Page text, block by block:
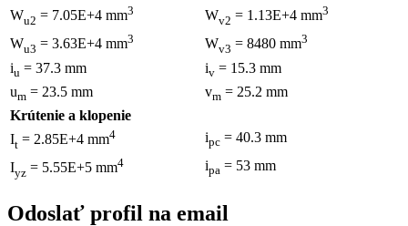
Wu2 = 7.05E+4 mm3 Wv2 = 1.13E+4 mm3
Wu3 = 3.63E+4 mm3 Wv3 = 8480 mm3
iu = 37.3 mm iv = 15.3 mm
um = 23.5 mm vm = 25.2 mm
Krútenie a klopenie
It = 2.85E+4 mm4 ipc = 40.3 mm
Iyz = 5.55E+5 mm4 ipa = 53 mm
Odoslať profil na email